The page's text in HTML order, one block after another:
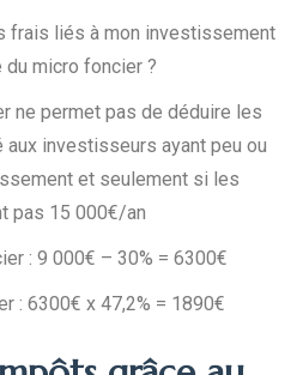
frais liés à mon investissement
du micro foncier ?
ne permet pas de déduire les
investisseurs ayant peu ou
et seulement si les
pas 15 000€/an
: 9 000€ – 30% = 6300€
: 6300€ x 47,2% = 1890€